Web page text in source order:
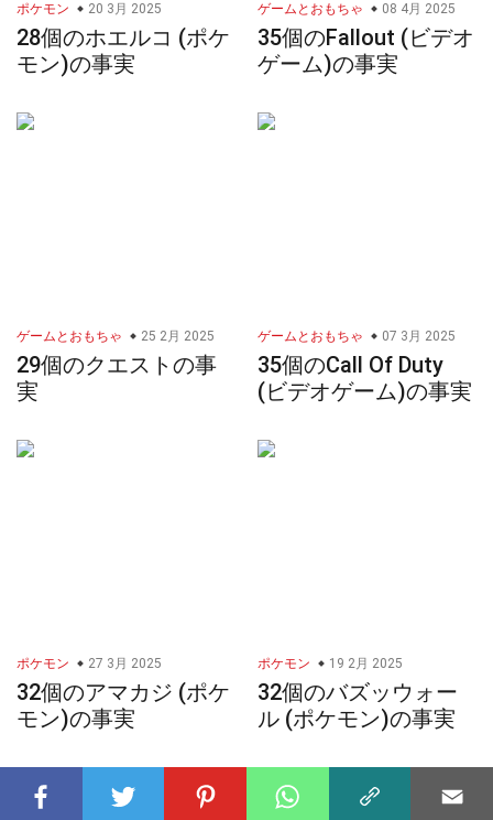
ポケモン 20 3月 2025
28個のホエルコ (ポケ
モン)の事実
ゲームとおもちゃ 08 4月 2025
35個のFallout (ビデオ
ゲーム)の事実
ゲームとおもちゃ 25 2月 2025
29個のクエストの事
実
ゲームとおもちゃ 07 3月 2025
35個のCall Of Duty
(ビデオゲーム)の事実
ポケモン 27 3月 2025
32個のアマカジ (ポケ
モン)の事実
ポケモン 19 2月 2025
32個のバズッウォー
ル (ポケモン)の事実